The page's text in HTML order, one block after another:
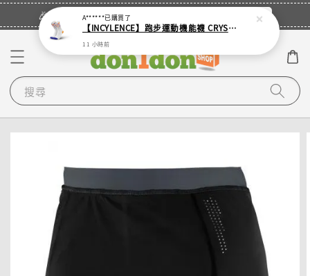
🎉登入會員・領取您的專屬折扣券！ 立即登入
搜尋
A******已購買了
【INCYLENCE】跑步運動機能襪 CRYSTALS WHITE PURPLE ORANGE
11 小時前